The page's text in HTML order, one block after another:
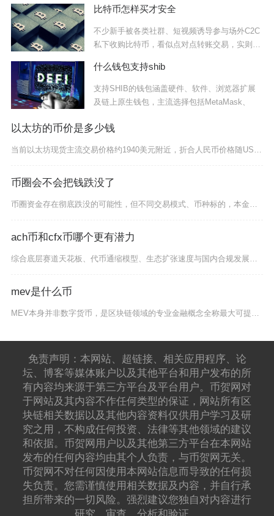
比特币怎样买才安全
不少新手被各类社群、短视频诱导参与场外C2C
私下收购比特币，看似点对点转账交易，实则暗
什么钱包支持shib
支持SHIB的钱包涵盖硬件、软件、浏览器扩展
及链上原生钱包，主流选择包括MetaMask、
以太坊的币价是多少钱
当前以太坊现货主流交易价格约1940美元附近，折合人民币价格随USDT汇率实时浮动，24小
币圈会不会把钱跌没了
币圈资金存在彻底跌没的可能性，但不同交易模式、币种标的，本金归零的概率与触发条件差异悬殊，
ach币和cfx币哪个更有潜力
综合底层赛道天花板、代币通缩模型、生态扩张速度与国内合规发展红利对比，CFX币长期综合潜力
mev是什么币
MEV本身并非数字货币，是区块链领域的专业金融概念全称最大可提取价值，市面上带MEVtic
免责声明：本网站、超链接、相关应用程序、论
坛、博客等媒体账户以及其他平台和用户发布的所
有内容均来源于第三方平台及平台用户。币贺网对
于网站及其内容不作任何类型的保证，网站所有区
块链相关数据以及其他内容资料仅供用户学习及研
究之用，不构成任何投资、法律等其他领域的建议
和依据。币贺网用户以及其他第三方平台在本网站
发布的任何内容均由其个人负责，与币贺网无关。
币贺网不对任何因使用本网站信息而导致的任何损
失负责。您需谨慎使用相关数据及内容，并自行承
担所带来的一切风险。强烈建议您独自对内容进行